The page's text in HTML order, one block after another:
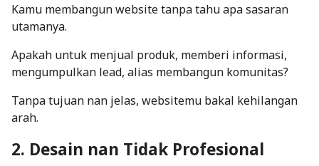
Kamu membangun website tanpa tahu apa sasaran
utamanya.
Apakah untuk menjual produk, memberi informasi,
mengumpulkan lead, alias membangun komunitas?
Tanpa tujuan nan jelas, websitemu bakal kehilangan
arah.
2. Desain nan Tidak Profesional